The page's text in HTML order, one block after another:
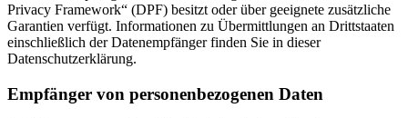
Privacy Framework“ (DPF) besitzt oder über geeignete zusätzliche
Garantien verfügt. Informationen zu Übermittlungen an Drittstaaten
einschließlich der Datenempfänger finden Sie in dieser
Datenschutzerklärung.
Empfänger von personenbezogenen Daten